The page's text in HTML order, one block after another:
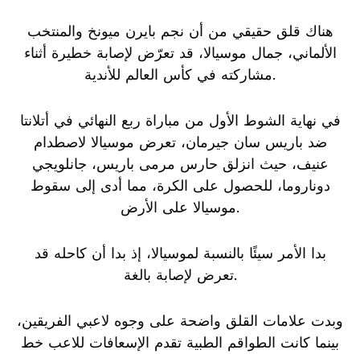
هناك قلق حقيقي من أن نجم بايرن ميونخ والمنتخب
الألماني، جمال موسيالا، قد تعرّض لإصابة خطيرة أثناء
مشاركته في كأس العالم للأندية.
في نهاية الشوط الأول من مباراة ربع النهائي في أتلانتا
ضد باريس سان جيرمان، تعرض موسيالا لاصطدام
عنيف، حيث انزلق حارس مرمى باريس، جانلويجي
دوناروما، للحصول على الكرة، مما أدى إلى سقوط
موسيالا على الأرض.
بدا الأمر سيئًا بالنسبة لموسيالا، إذ بدا أن كاحله قد
تعرض لإصابة بالغة.
وبدت علامات القلق واضحة على وجوه لاعبي الفريقين،
بينما كانت الطواقم الطبية تقدم الإسعافات للاعب خط